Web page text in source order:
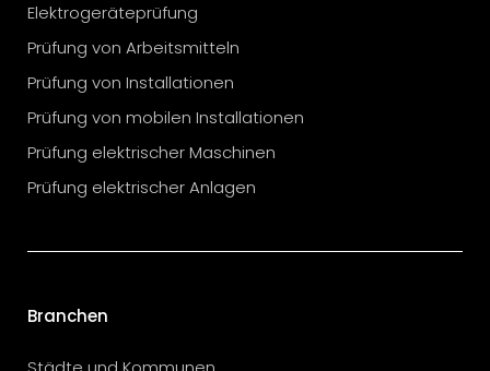
Elektrogeräteprüfung
Prüfung von Arbeitsmitteln
Prüfung von Installationen
Prüfung von mobilen Installationen
Prüfung elektrischer Maschinen
Prüfung elektrischer Anlagen
Branchen